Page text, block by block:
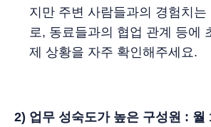
지만 주변 사람들과의 경험치는
로, 동료들과의 협업 관계 등에
제 상황을 자주 확인해주세요.
2) 업무 성숙도가 높은 구성원 : 월